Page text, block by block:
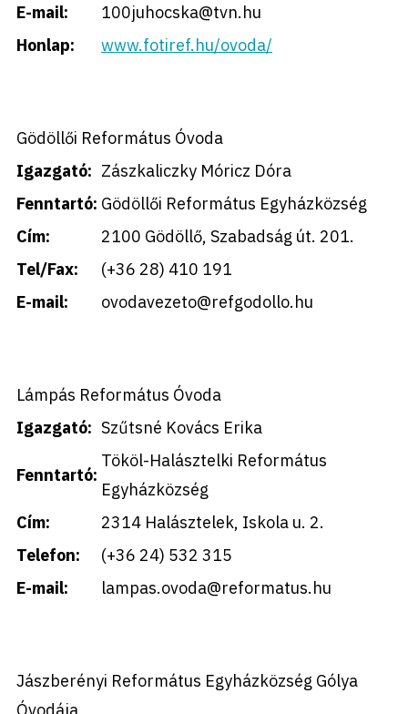
E-mail:
100juhocska@tvn.hu
Honlap:
www.fotiref.hu/ovoda/
Gödöllői Református Óvoda
Igazgató: Zászkaliczky Móricz Dóra
Fenntartó: Gödöllői Református Egyházközség
Cím:
2100 Gödöllő, Szabadság út. 201.
Tel/Fax:
(+36 28) 410 191
E-mail:
ovodavezeto@refgodollo.hu
Lámpás Református Óvoda
Igazgató: Szűtsné Kovács Erika
Fenntartó:
Tököl-Halásztelki Református
Egyházközség
Cím:
2314 Halásztelek, Iskola u. 2.
Telefon:
(+36 24) 532 315
E-mail:
lampas.ovoda@reformatus.hu
Jászberényi Református Egyházközség Gólya
Óvodája